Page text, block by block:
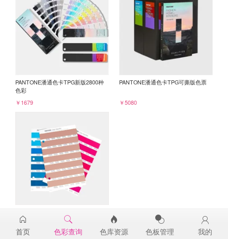
PANTONE潘通色卡TPG新版2800种
色彩
￥1679
PANTONE潘通色卡TPG可撕版色票
￥5080
16-1522TPG
￥98
首页 色彩查询 色库资源 色板管理 我的